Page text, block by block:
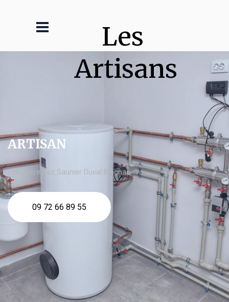
Les
Artisans
ARTISAN
chaudière gaz Saunier Duval Blagnac
09 72 66 89 55